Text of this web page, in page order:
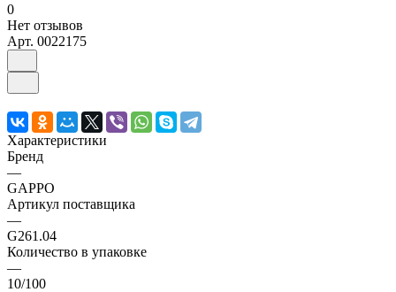
0
Нет отзывов
Арт. 0022175
Характеристики
Бренд
—
GAPPO
Артикул поставщика
—
G261.04
Количество в упаковке
—
10/100